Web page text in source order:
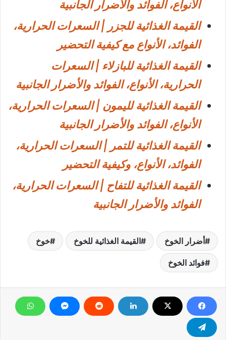
الأنواع، الفوائد والأضرار الجانبية
القيمة الغذائية للجزر | السعرات الحرارية،
الفوائد، الأنواع مع كيفية التحضير
القيمة الغذائية للبازلاء | السعرات
الحرارية، الأنواع، الفوائد والأضرار الجانبية
القيمة الغذائية لليمون | السعرات الحرارية،
الأنواع، الفوائد والأضرار الجانبية
القيمة الغذائية للتمر | السعرات الحرارية،
الفوائد، الأنواع، وكيفية التحضير
القيمة الغذائية للتفاح | السعرات الحرارية،
الفوائد والأضرار الجانبية
أضرار الخوخ القيمة الغذائية للخوخ خوخ
فوائد الخوخ